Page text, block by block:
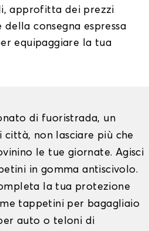
approfitta dei prezzi
consegna espressa
equipaggiare la tua
di fuoristrada, un
città, non lasciare più che
le tue giornate. Agisci
in gomma antiscivolo.
la tua protezione
tappetini per bagagliaio
auto o teloni di